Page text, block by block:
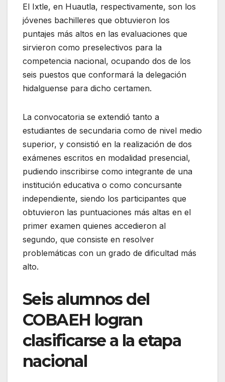
El Ixtle, en Huautla, respectivamente, son los
jóvenes bachilleres que obtuvieron los
puntajes más altos en las evaluaciones que
sirvieron como preselectivos para la
competencia nacional, ocupando dos de los
seis puestos que conformará la delegación
hidalguense para dicho certamen.
La convocatoria se extendió tanto a
estudiantes de secundaria como de nivel medio
superior, y consistió en la realización de dos
exámenes escritos en modalidad presencial,
pudiendo inscribirse como integrante de una
institución educativa o como concursante
independiente, siendo los participantes que
obtuvieron las puntuaciones más altas en el
primer examen quienes accedieron al
segundo, que consiste en resolver
problemáticas con un grado de dificultad más
alto.
Seis alumnos del
COBAEH logran
clasificarse a la etapa
nacional